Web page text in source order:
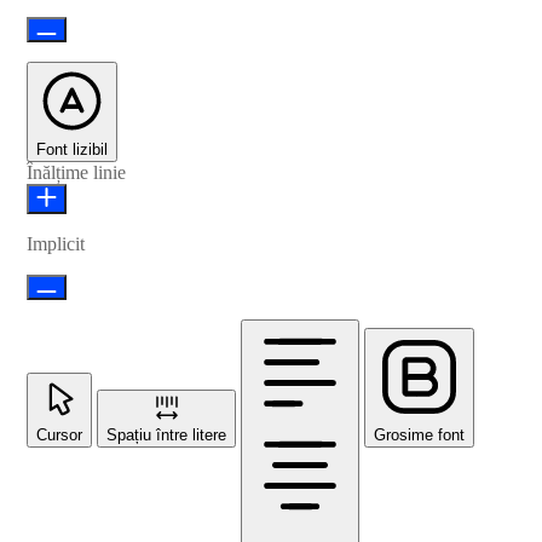
Font lizibil
Înălțime linie
Implicit
Cursor Spațiu între litere Grosime font